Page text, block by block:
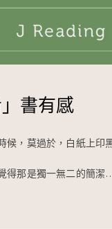
書有感
候，莫過於，白紙上印
得那是獨一無二的簡